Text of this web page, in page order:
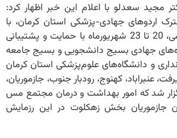
مجید سعدلو با اعلام این خبر اظهار کرد:
اردوهای جهادی-پزشکی استان کرمان، با
نام شهید آیت‌الله رئیسی، 20 تا 23 شهریورماه با حمایت و پشتیبانی
جهادی بسیج دانشجویی و بسیج جامعه
و دانشگاه‌های علوم‌پزشکی استان کرمان
کهنوج، رودبار جنوب، جازموریان،
شد که امور بهداشت و درمان مجتمع مس
بخش زهکلوت در این رزمایش